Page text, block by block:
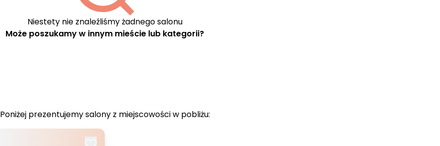
Niestety nie znaleźliśmy żadnego salonu
Może poszukamy w innym mieście lub kategorii?
Poniżej prezentujemy salony z miejscowości w pobliżu: